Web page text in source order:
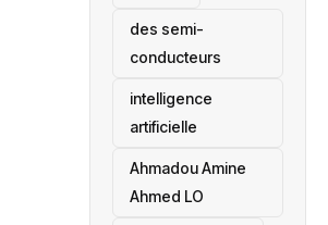
des semi-
conducteurs
intelligence
artificielle
Ahmadou Amine
Ahmed LO